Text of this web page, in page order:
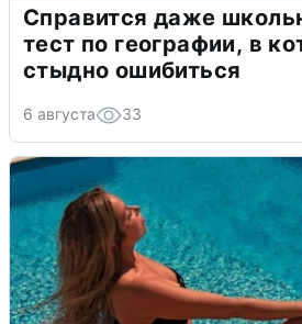
Справится даже
тест по географии, в
стыдно ошибиться
6 августа 33